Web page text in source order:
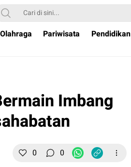
Olahraga Pariwisata Pendidikan
Imbang
0 0